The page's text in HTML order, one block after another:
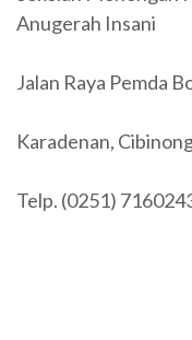
Anugerah Insani
Jalan Raya Pemda
Karadenan,
Telp. (0251)